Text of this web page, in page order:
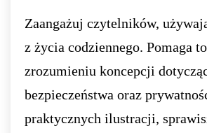
Zaangażuj czytelników,
z życia codziennego. Pomaga
zrozumieniu koncepcji
bezpieczeństwa oraz
praktycznych ilustracji,